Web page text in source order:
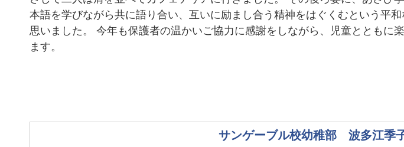
本語を学びながら共に語り合い、互いに励まし合う精神をはぐくむという平
思いました。 今年も保護者の温かいご協力に感謝をしながら、児童とともに
ます。
サンゲーブル校幼稚部 波多江季